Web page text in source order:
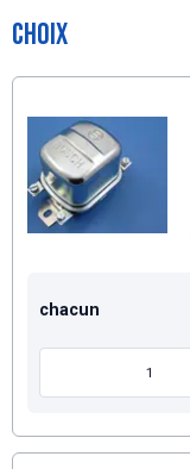
Choix
chacun